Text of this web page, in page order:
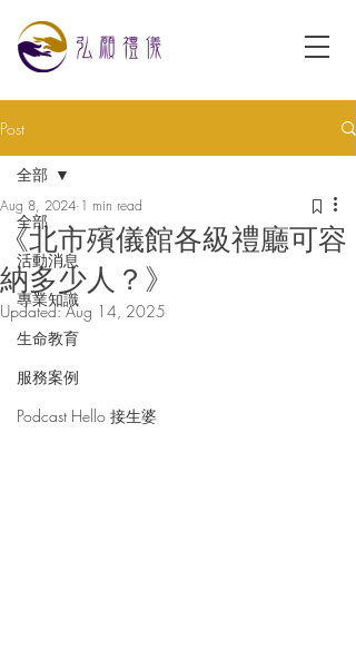
Post
全部
活動消息
專業知識
生命教育
服務案例
Podcast Hello 接生婆
全部
《北市殯儀館各級禮廳可容
納多少人？》
Aug 8, 2024 1 min read
Updated:Aug 14, 2025